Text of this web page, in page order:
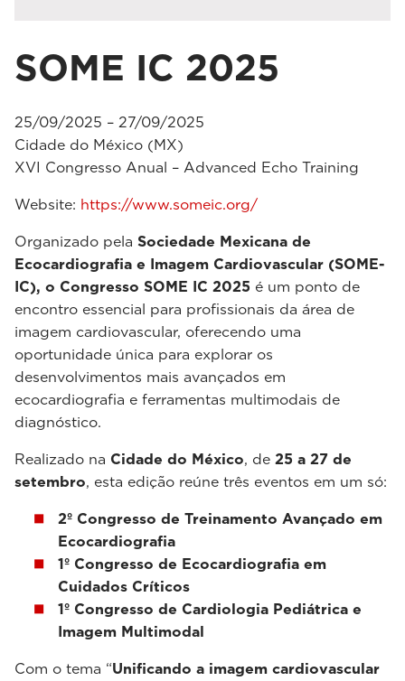
SOME IC 2025
25/09/2025 – 27/09/2025
Cidade do México (MX)
XVI Congresso Anual – Advanced Echo Training
Website: https://www.someic.org/
Organizado pela Sociedade Mexicana de
Ecocardiografia e Imagem Cardiovascular (SOME-
IC), o Congresso SOME IC 2025 é um ponto de
encontro essencial para profissionais da área de
imagem cardiovascular, oferecendo uma
oportunidade única para explorar os
desenvolvimentos mais avançados em
ecocardiografia e ferramentas multimodais de
diagnóstico.
Realizado na Cidade do México, de 25 a 27 de
setembro, esta edição reúne três eventos em um só:
2º Congresso de Treinamento Avançado em
Ecocardiografia
1º Congresso de Ecocardiografia em
Cuidados Críticos
1º Congresso de Cardiologia Pediátrica e
Imagem Multimodal
Com o tema “Unificando a imagem cardiovascular